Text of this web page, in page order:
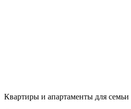
Квартиры и апартаменты для